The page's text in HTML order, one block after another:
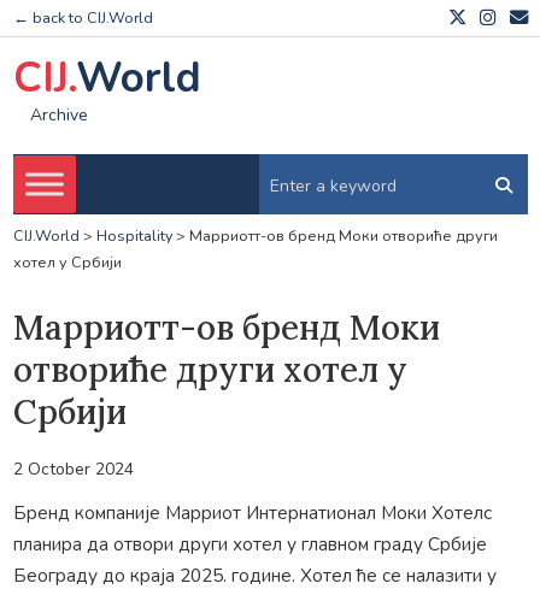
← back to CIJ.World
CIJ.World
Archive
CIJ.World > Hospitality> Марриотт-ов бренд Моки отвориће други
хотел у Србији
Марриотт-ов бренд Моки
отвориће други хотел у
Србији
2 October 2024
Бренд компаније Марриот Интернатионал Моки Хотелс
планира да отвори други хотел у главном граду Србије
Београду до краја 2025. године. Хотел ће се налазити у